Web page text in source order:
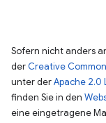
Sofern nicht anders
der Creative
unter derApache 2.0
finden Sie in den
eine eingetragene